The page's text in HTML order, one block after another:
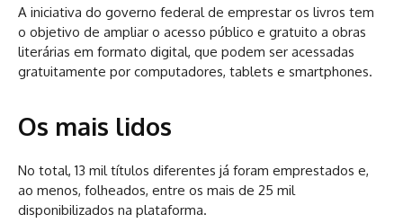
A iniciativa do governo federal de emprestar os livros tem
o objetivo de ampliar o acesso público e gratuito a obras
literárias em formato digital, que podem ser acessadas
gratuitamente por computadores, tablets e smartphones.
Os mais lidos
No total, 13 mil títulos diferentes já foram emprestados e,
ao menos, folheados, entre os mais de 25 mil
disponibilizados na plataforma.